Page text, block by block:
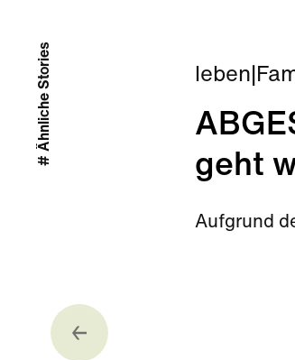
leben
geht
Aufgrund
# Ähnliche Stories